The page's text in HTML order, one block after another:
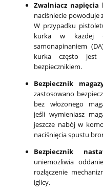
Zwalniacz
naciśniecie powoduje
W przypadku
kurka w każdej
samonapinaniem
kurka często jest
bezpiecznikiem.
Bezpiecznik
zastosowano
bez włożonego
jeśli wymieniasz
jeszcze nabój w
naciśnięcia spustu
Bezpiecznik
uniemożliwia
rozłączenie
iglicy.